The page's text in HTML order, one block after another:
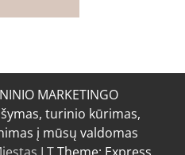
MARKETINGO
turinio kūrimas,
į mūsų valdomas